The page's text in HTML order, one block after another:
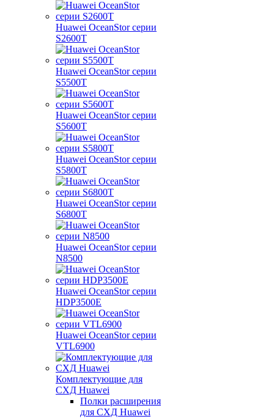
Huawei OceanStor серии
S2600T
Huawei OceanStor серии
S5500T
Huawei OceanStor серии
S5600T
Huawei OceanStor серии
S5800T
Huawei OceanStor серии
S6800T
Huawei OceanStor серии
N8500
Huawei OceanStor серии
HDP3500E
Huawei OceanStor серии
VTL6900
Комплектующие для
СХД Huawei
Полки расширения
для СХД Huawei